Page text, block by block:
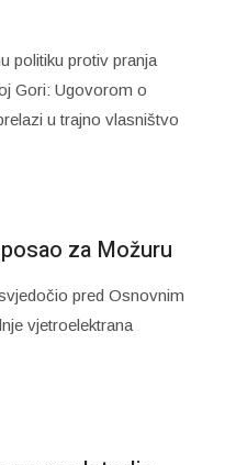
politiku protiv pranja
Gori: Ugovorom o
u trajno vlasništvo
za Možuru
pred Osnovnim
vjetroelektrana